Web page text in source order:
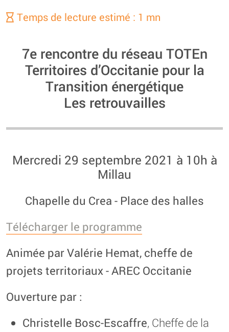
Temps de lecture estimé : 1 mn
7e rencontre du réseau TOTEn
Territoires d’Occitanie pour la
Transition énergétique
Les retrouvailles
Mercredi 29 septembre 2021 à 10h à
Millau
Chapelle du Crea - Place des halles
Télécharger le programme
Animée par Valérie Hemat, cheffe de
projets territoriaux - AREC Occitanie
Ouverture par :
Christelle Bosc-Escaffre, Cheffe de la